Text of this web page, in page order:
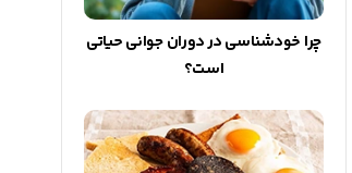
چرا خودشناسی در دوران جوانی حیاتی
است؟